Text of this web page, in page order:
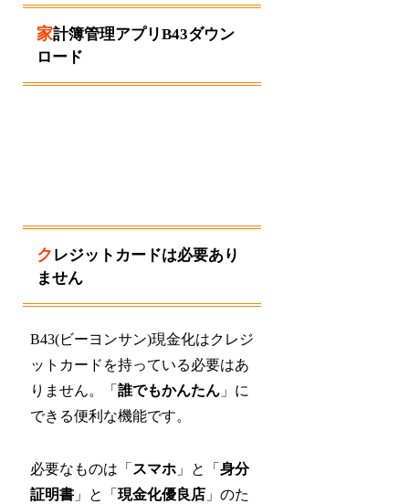
家計簿管理アプリB43ダウン
ロード
クレジットカードは必要あり
ません
B43(ビーヨンサン)現金化はクレジ
ットカードを持っている必要はあ
りません。「 誰でもかんたん」に
できる便利な機能です。
必要なものは「 スマホ」と「 身分
証明書」と「 現金化優良店」のた